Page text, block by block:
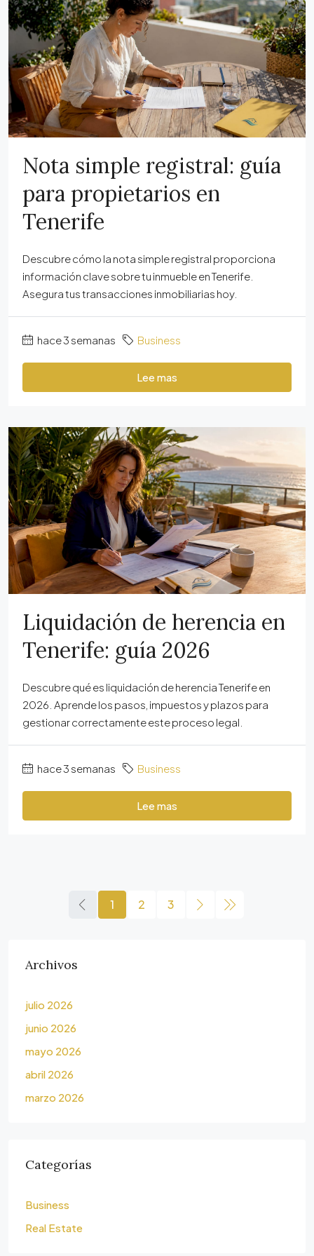
Nota simple registral: guía
para propietarios en
Tenerife
Descubre cómo la nota simple registral proporciona
información clave sobre tu inmueble en Tenerife.
Asegura tus transacciones inmobiliarias hoy.
hace 3 semanas Business
Lee mas
Liquidación de herencia en
Tenerife: guía 2026
Descubre qué es liquidación de herencia Tenerife en
2026. Aprende los pasos, impuestos y plazos para
gestionar correctamente este proceso legal.
hace 3 semanas Business
Lee mas
1 2 3
Archivos
julio 2026
junio 2026
mayo 2026
abril 2026
marzo 2026
Categorías
Business
Real Estate